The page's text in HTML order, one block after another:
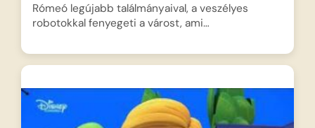
Rómeó legújabb találmányaival, a veszélyes
robotokkal fenyegeti a várost, ami…